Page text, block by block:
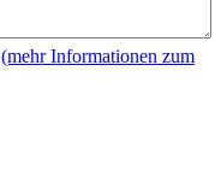
(mehr Informationen zum